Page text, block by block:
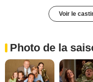
Voir le
Photo de la